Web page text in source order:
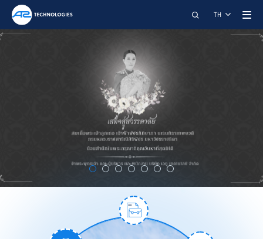
ค้นหา
TH
การปรับแต่งเนื้อหา
A2 TECHNOLOGIES CO., LTD.